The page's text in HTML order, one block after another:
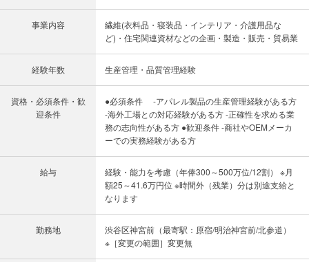
事業内容
繊維(衣料品・寝装品・インテリア・介護用品な
ど)・住宅関連資材などの企画・製造・販売・貿易業
経験年数 生産管理・品質管理経験
資格・必須条件・歓
迎条件
●必須条件 -アパレル製品の生産管理経験がある方
-海外工場との対応経験がある方 -正確性を求める業
務の志向性がある方 ●歓迎条件 -商社やOEMメーカ
ーでの実務経験がある方
給与
経験・能力を考慮（年俸300～500万位/12割） ※月
額25～41.6万円位 ※時間外（残業）分は別途支給と
なります
勤務地
渋谷区神宮前（最寄駅：原宿/明治神宮前/北参道）
※［変更の範囲］変更無